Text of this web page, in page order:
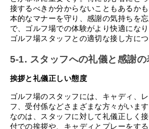
接するべきか分からないこともあるか
本的なマナーを守り、感謝の気持ちを
で、ゴルフ場での体験がより快適になり
ゴルフ場スタッフとの適切な接し方に
5-1. スタッフへの礼儀と感謝の
挨拶と礼儀正しい態度
ゴルフ場のスタッフには、キャディ、
フ、受付係などさまざまな方々がいま
なのは、スタッフに対して礼儀正しく
付での挨拶や、キャディとプレーをす